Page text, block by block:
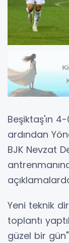
Beşiktaş'ın
ardından
BJK Nevzat
Yeni teknik
toplantı
güzel bir